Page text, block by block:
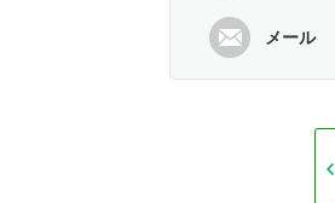
メール